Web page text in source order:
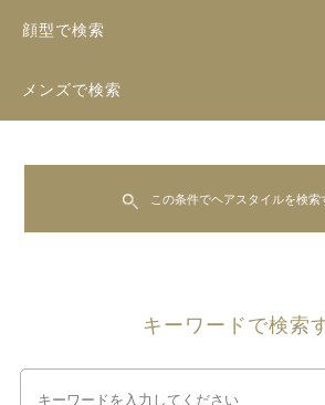
顔型で検索
メンズで検索
この条件でヘアスタイルを検索
キーワードで検索